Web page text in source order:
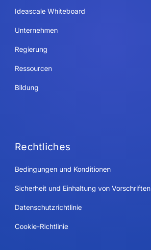
Ideascale Whiteboard
Unternehmen
Regierung
Ressourcen
Bildung
Rechtliches
Bedingungen und Konditionen
Sicherheit und Einhaltung von Vorschriften
Datenschutzrichtlinie
Cookie-Richtlinie